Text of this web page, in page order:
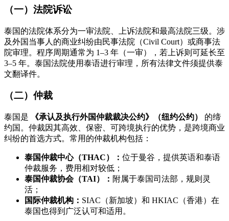
（一）法院诉讼
泰国的法院体系分为一审法院、上诉法院和最高法院三级。涉
及外国当事人的商业纠纷由民事法院（Civil Court）或商事法
院审理。程序周期通常为 1–3 年（一审），若上诉则可延长至
3–5 年。泰国法院使用泰语进行审理，所有法律文件须提供泰
文翻译件。
（二）仲裁
泰国是 《承认及执行外国仲裁裁决公约》（纽约公约）
的缔
约国。仲裁因其高效、保密、可跨境执行的优势，是跨境商业
纠纷的首选方式。常用的仲裁机构包括：
泰国仲裁中心（THAC）： 位于曼谷，提供英语和泰语
仲裁服务，费用相对较低；
泰国仲裁协会（TAI）： 附属于泰国司法部，规则灵
活；
国际仲裁机构： SIAC（新加坡）和 HKIAC（香港）在
泰国也得到广泛认可和适用。